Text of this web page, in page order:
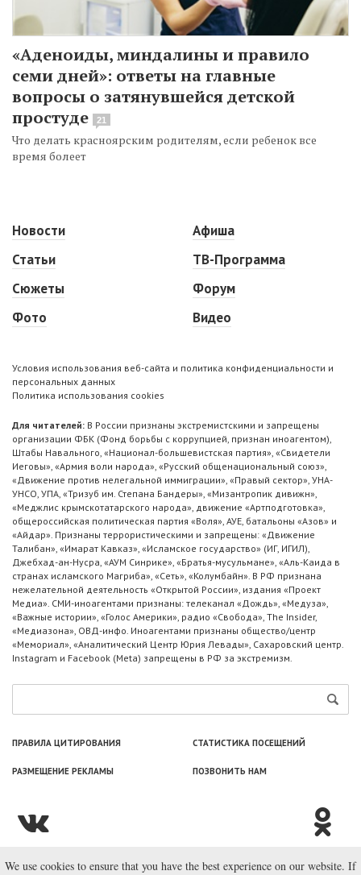
«Аденоиды, миндалины и правило
семи дней»: ответы на главные
вопросы о затянувшейся детской
простуде
21
Что делать красноярским родителям, если ребенок все
время болеет
Новости
Статьи
Сюжеты
Фото
Афиша
ТВ-Программа
Форум
Видео
Условия использования веб-сайта и политика конфиденциальности и
персональных данных
Политика использования cookies
Для читателей: В России признаны экстремистскими и запрещены
организации ФБК (Фонд борьбы с коррупцией, признан иноагентом),
Штабы Навального, «Национал-большевистская партия», «Свидетели
Иеговы», «Армия воли народа», «Русский общенациональный союз»,
«Движение против нелегальной иммиграции», «Правый сектор», УНА-
УНСО, УПА, «Тризуб им. Степана Бандеры», «Мизантропик дивижн»,
«Меджлис крымскотатарского народа», движение «Артподготовка»,
общероссийская политическая партия «Воля», АУЕ, батальоны «Азов» и
«Айдар». Признаны террористическими и запрещены: «Движение
Талибан», «Имарат Кавказ», «Исламское государство» (ИГ, ИГИЛ),
Джебхад-ан-Нусра, «АУМ Синрике», «Братья-мусульмане», «Аль-Каида в
странах исламского Магриба», «Сеть», «Колумбайн». В РФ признана
нежелательной деятельность «Открытой России», издания «Проект
Медиа». СМИ-иноагентами признаны: телеканал «Дождь», «Медуза»,
«Важные истории», «Голос Америки», радио «Свобода», The Insider,
«Медиазона», ОВД-инфо. Иноагентами признаны общество/центр
«Мемориал», «Аналитический Центр Юрия Левады», Сахаровский центр.
Instagram и Facebook (Metа) запрещены в РФ за экстремизм.
ПРАВИЛА ЦИТИРОВАНИЯ СТАТИСТИКА ПОСЕЩЕНИЙ
РАЗМЕЩЕНИЕ РЕКЛАМЫ ПОЗВОНИТЬ НАМ
© ООО «Лаборатория Новоcтей», 2003—2026.
We use cookies to ensure that you have the best experience on our website. If